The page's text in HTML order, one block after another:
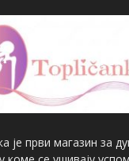
је први магазин за